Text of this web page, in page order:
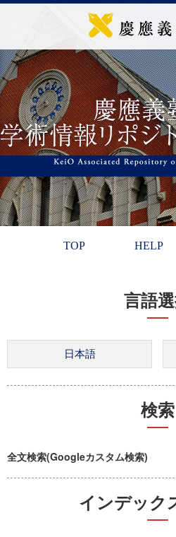
TOP HELP
言語
検索
全文検索(Googleカスタム検索)
インデック